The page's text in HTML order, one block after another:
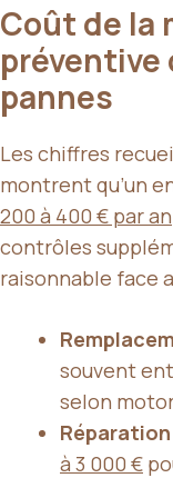
Coût de la
préventive
pannes
Les chiffres
montrent qu’un
200 à 400 € par an
contrôles
raisonnable face
souvent
selon
Réparation
à 3 000 €